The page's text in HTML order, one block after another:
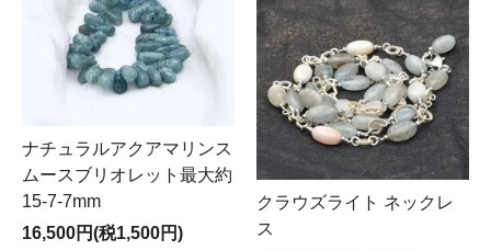
ナチュラルアクアマリンス
ムースブリオレット最大約
15-7-7mm
16,500円(税1,500円)
クラウズライト ネックレ
ス